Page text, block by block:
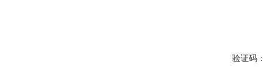
验证码：